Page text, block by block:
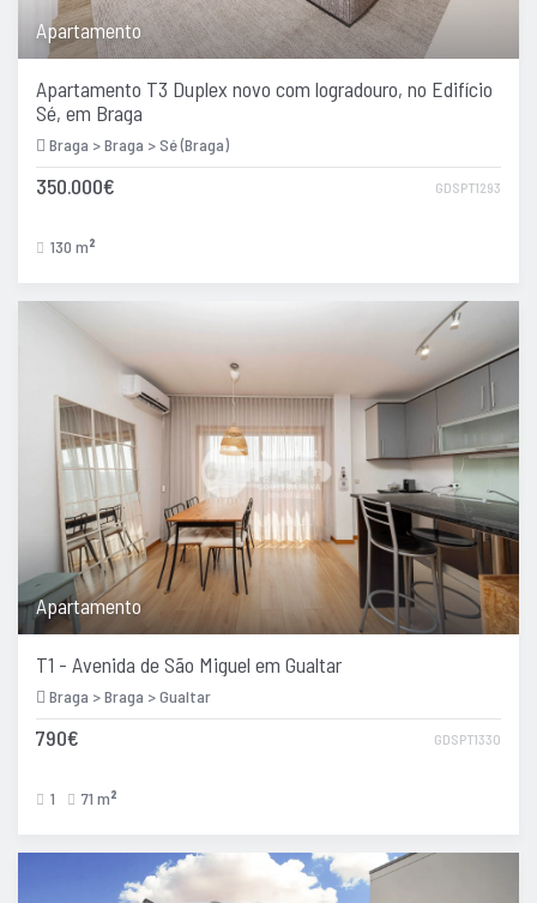
Apartamento
Apartamento T3 Duplex novo com logradouro, no Edifício
Sé, em Braga
Braga > Braga > Sé (Braga)
GDSPT1293
350.000€
130 m 2
Apartamento
T1 - Avenida de São Miguel em Gualtar
Braga > Braga > Gualtar
GDSPT1330
790€
1 71 m 2